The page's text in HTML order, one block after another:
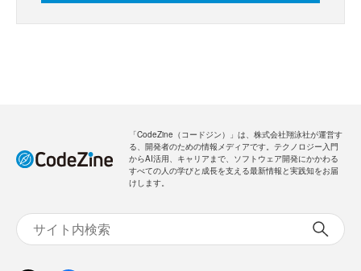
「CodeZine（コードジン）」は、株式会社翔泳社が運営す
る、開発者のための情報メディアです。テクノロジー入門
からAI活用、キャリアまで、ソフトウェア開発にかかわる
すべての人の学びと成長を支える最新情報と実践知をお届
けします。